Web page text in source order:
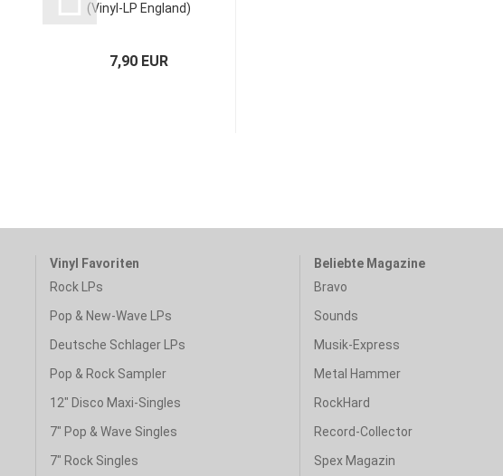
(Vinyl-LP England)
7,90 EUR
Vinyl Favoriten
Rock LPs
Pop & New-Wave LPs
Deutsche Schlager LPs
Pop & Rock Sampler
12" Disco Maxi-Singles
7" Pop & Wave Singles
7" Rock Singles
Beliebte Magazine
Bravo
Sounds
Musik-Express
Metal Hammer
RockHard
Record-Collector
Spex Magazin